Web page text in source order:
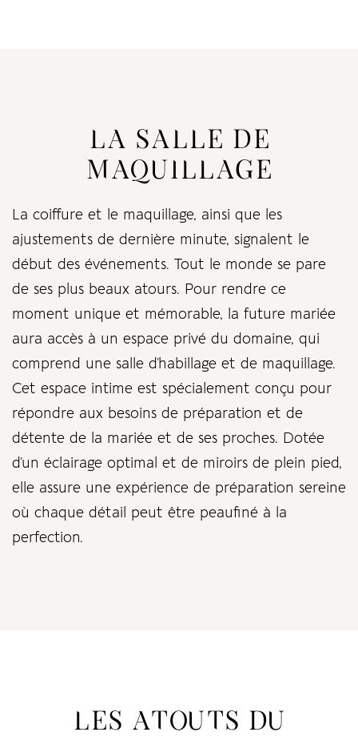
LA SALLE DE
MAQUILLAGE
La coiffure et le maquillage, ainsi que les
ajustements de dernière minute, signalent le
début des événements. Tout le monde se pare
de ses plus beaux atours. Pour rendre ce
moment unique et mémorable, la future mariée
aura accès à un espace privé du domaine, qui
comprend une salle d’habillage et de maquillage.
Cet espace intime est spécialement conçu pour
répondre aux besoins de préparation et de
détente de la mariée et de ses proches. Dotée
d’un éclairage optimal et de miroirs de plein pied,
elle assure une expérience de préparation sereine
où chaque détail peut être peaufiné à la
perfection.
LES ATOUTS DU
REGISTER